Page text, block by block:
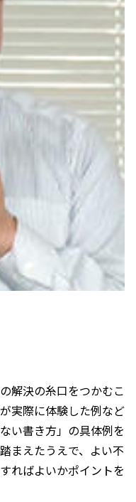
解決の糸口をつかむこ
実際に体験した例など
い書き方」の具体例を
まえたうえで、よい不
ればよいかポイントを